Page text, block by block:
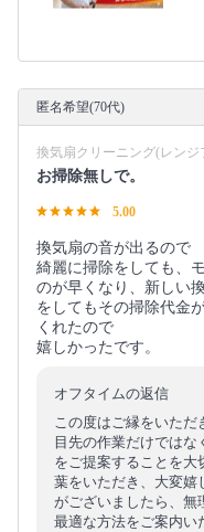
匿名希望(70代)
換気扇クリーニング(レンジ
お掃除無しで。
5.00
換気扇の音が出るので
綺麗に掃除をしても、
のが早くなり、新しい
をしてもその掃除代金
くれたので
嬉しかったです。
オフタイムの返信
この度はご縁をいただ
目先の作業だけでは
をご提案することを大
葉をいただき、大変嬉
がございましたら、無
最適な方法をご案内い